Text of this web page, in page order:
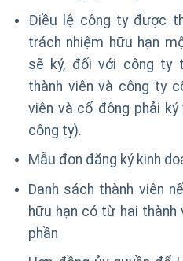
Điều lệ công ty được
trách nhiệm hữu hạn
sẽ ký, đối với công ty
thành viên và công ty
viên và cổ đông phải
công ty).
Mẫu đơn đăng ký kinh
Danh sách thành viên
hữu hạn có từ hai
phần